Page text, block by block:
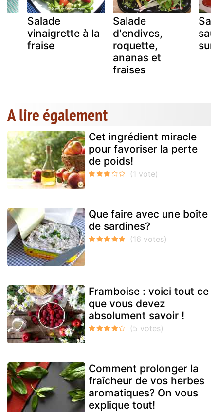
Salade
vinaigrette à la
fraise
Salade
d'endives,
roquette,
ananas et
fraises
A lire également
Cet ingrédient miracle
pour favoriser la perte
de poids!
Que faire avec une boîte
de sardines?
Framboise : voici tout ce
que vous devez
absolument savoir !
Comment prolonger la
fraîcheur de vos herbes
aromatiques? On vous
explique tout!